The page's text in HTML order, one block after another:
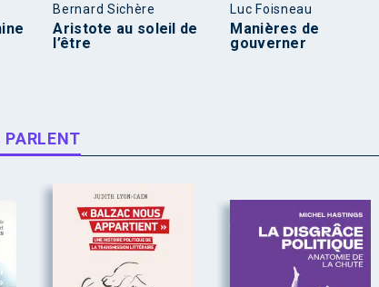
Bernard Sichère
Aristote au soleil de
l’être
Luc Foisneau
Manières de
gouverner
PARLENT